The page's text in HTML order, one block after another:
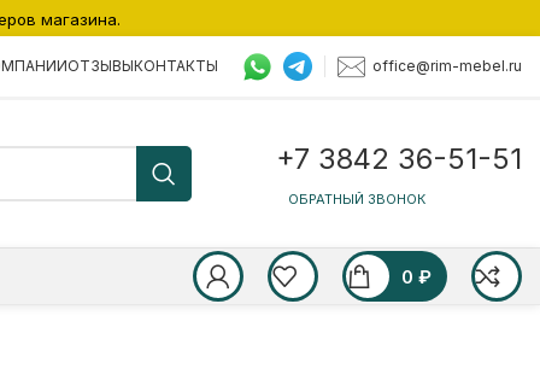
ОТЗЫВЫКОНТАКТЫ office@rim-mebel.ru
+7 3842 36-51-51
ОБРАТНЫЙ ЗВОНОК
0 ₽
магазина.